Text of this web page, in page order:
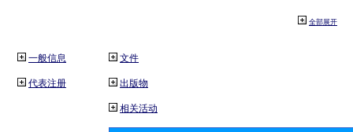
全部展开
一般信息
代表注册
文件
出版物
相关活动